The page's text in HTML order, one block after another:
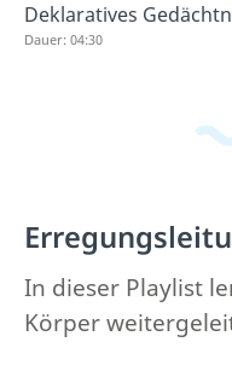
Deklaratives
Dauer: 04:30
In dieser Playlist
Körper